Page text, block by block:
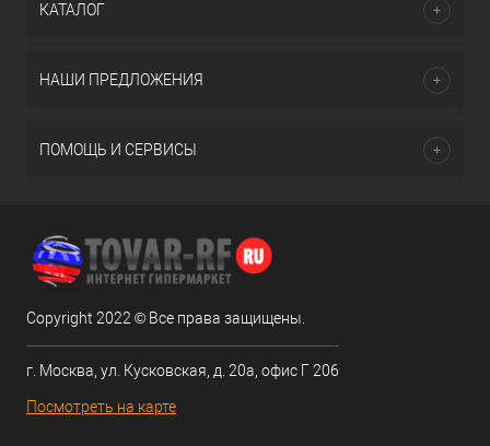
КАТАЛОГ
НАШИ ПРЕДЛОЖЕНИЯ
ПОМОЩЬ И СЕРВИСЫ
Copyright 2022 © Все права защищены.
г. Москва, ул. Кусковская, д. 20а, офис Г 206
Посмотреть на карте